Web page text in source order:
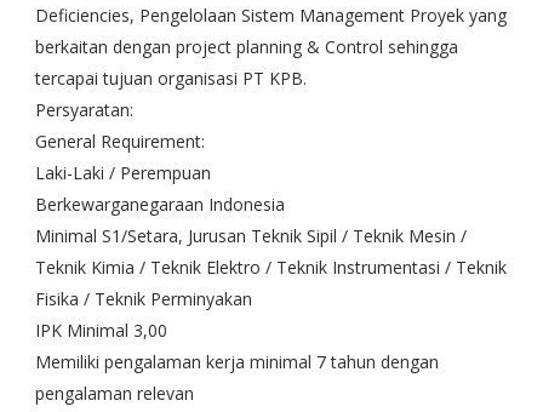
Deficiencies, Pengelolaan Sistem Management Proyek yang
berkaitan dengan project planning & Control sehingga
tercapai tujuan organisasi PT KPB.
Persyaratan:
General Requirement:
Laki-Laki / Perempuan
Berkewarganegaraan Indonesia
Minimal S1/Setara, Jurusan Teknik Sipil / Teknik Mesin /
Teknik Kimia / Teknik Elektro / Teknik Instrumentasi / Teknik
Fisika / Teknik Perminyakan
IPK Minimal 3,00
Memiliki pengalaman kerja minimal 7 tahun dengan
pengalaman relevan